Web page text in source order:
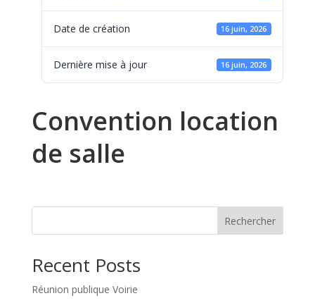
Date de création 16 juin, 2026
Dernière mise à jour 16 juin, 2026
Convention location
de salle
Rechercher
Recent Posts
Réunion publique Voirie